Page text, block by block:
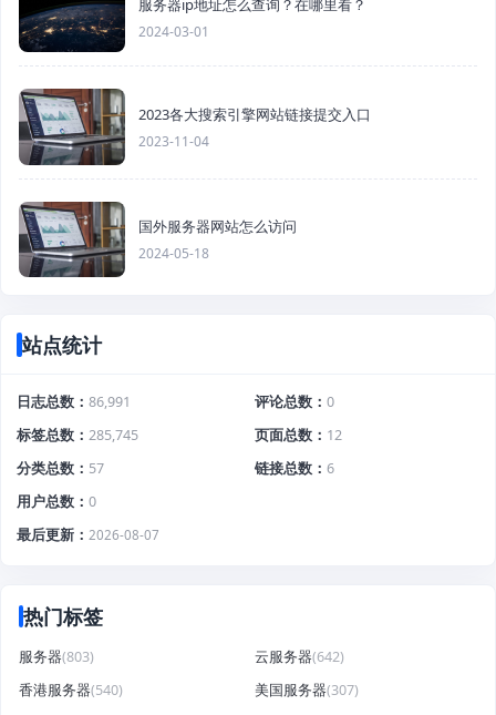
2024-03-01
2023各大搜索引擎网站链接提交入口
2023-11-04
国外服务器网站怎么访问
2024-05-18
站点统计
日志总数 86,991 评论总数
0
标签总数
285,745 页面总数
12
分类总数
57 链接总数
6
用户总数
0
最后更新
2026-08-07
热门标签
服务器(803) 云服务器(642)
香港服务器(540) 美国服务器(307)